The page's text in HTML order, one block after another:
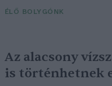
ÉLŐ BOLYGÓNK
Az alacsony
is történhetnek